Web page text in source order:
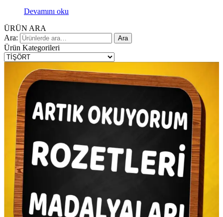
Devamını oku
ÜRÜN ARA
Ara:
Ara
Ürün Kategorileri